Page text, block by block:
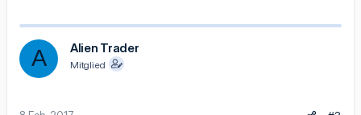
A Alien Trader
Mitglied